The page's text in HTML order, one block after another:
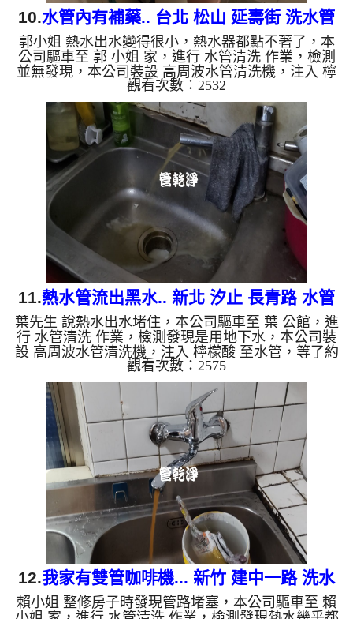
10.水管內有補藥.. 台北 松山 延壽街 洗水管
郭小姐 熱水出水變得很小，熱水器都點不著了，本
公司驅車至 郭 小姐 家，進行 水管清洗 作業，檢測
並無發現，本公司裝設 高周波水管清洗機，注入 檸
檬酸 至水管，等了約15分，開啟 水管清洗機 ，啟動
螺旋波 模式，一洗水管就流出髒水，源源不絕，看
起來就像是補藥一般，二個多小時後，熱水出水量恢
復正常，熱水器也正常動作了。 如是自來水，如水
管老化，會產生鐵鏽跟泥沙堆積，洗出來的水就會是
咖啡色，地下水含有氧化錳，管壁上會結成黑色管
垢，洗出來的水會跟石油一樣黑，有些洗出綠色的
水，是因為裡面有銅的物...
觀看次數：2532
11.熱水管流出黑水.. 新北 汐止 長青路 水管
清洗
葉先生 說熱水出水堵住，本公司驅車至 葉 公館，進
行 水管清洗 作業，檢測發現是用地下水，本公司裝
設 高周波水管清洗機，注入 檸檬酸 至水管，等了約
15分，開啟 水管清洗機 ，啟動 螺旋波 模式，一洗水
管就流髒水，突然流出黑色液體，二個多小時後，出
水變乾淨出水量也變大了。 如是自來水，如水管老
化，會產生鐵鏽跟泥沙堆積，洗出來的水就會是咖啡
色，地下水含有氧化錳，管壁上會結成黑色管垢，洗
出來的水會跟石油一樣黑，有些洗出綠色的水，是因
為裡面有銅的物質，生鏽產生銅綠，如是藍色的水，
是因為水龍頭合金...
觀看次數：2575
12.我家有雙管咖啡機... 新竹 建中一路 洗水
管
賴小姐 整修房子時發現管路堵塞，本公司驅車至 賴